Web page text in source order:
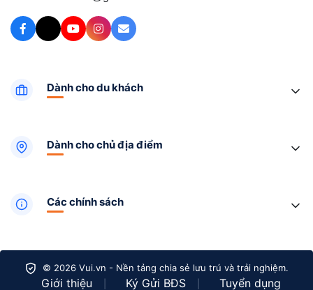
Dành cho du khách
Dành cho chủ địa điểm
Các chính sách
© 2026 Vui.vn - Nền tảng chia sẻ lưu trú và trải nghiệm.
Giới thiệu Ký Gửi BĐS Tuyển dụng